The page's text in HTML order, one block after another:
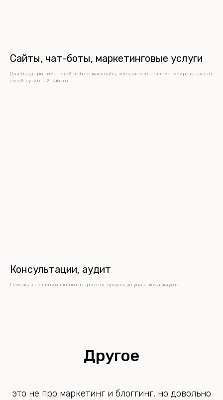
Сайты, чат-боты, маркетинговые услуги
Для предпринимателей любого масштаба, которые хотят автоматизировать часть
своей рутинной работы
Консультации, аудит
Помощь в решении любого вопроса: от продаж до упаковки аккаунта
Другое
это не про маркетинг и блоггинг, но довольно